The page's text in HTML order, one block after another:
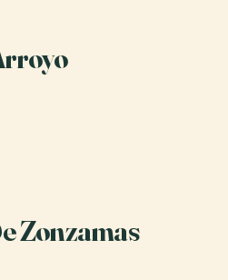
Zonzamas